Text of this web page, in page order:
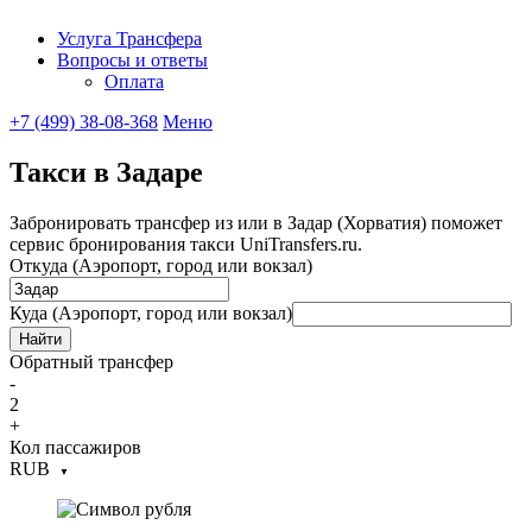
Услуга Трансфера
Вопросы и ответы
Оплата
+7 (499) 38-08-368 Меню
Такси в Задаре
Забронировать трансфер из или в Задар (Хорватия) поможет
сервис бронирования такси UniTransfers.ru.
Откуда (Аэропорт, город или вокзал)
Куда (Аэропорт, город или вокзал)
Найти
Обратный трансфер
-
2
+
Кол пассажиров
RUB
▼